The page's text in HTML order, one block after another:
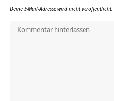
Deine E-Mail-Adresse wird nicht veröffentlicht.